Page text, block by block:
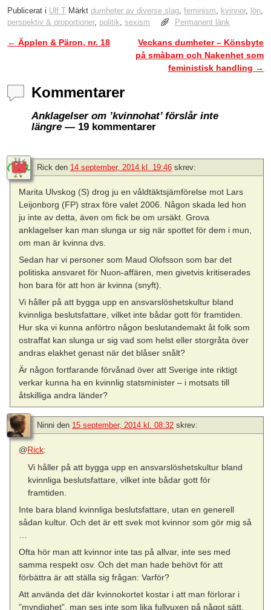
Publicerat i Ulf T Märkt dumheter av diverse slag feminism kvinnor, lön
perspektiv & proportioner, politik sexism Permanent länk
Inläggsnavigering
← Äpplen & Päron, nr. 18
Veckans dumheter – Könsbyte
på småbarn och Nakenhet som
feministisk handling →
Kommentarer
Anklagelser om ’kvinnohat’ förslår inte
längre — 19 kommentarer
Rick den 14 september, 2014 kl. 19:46 skrev:
Marita Ulvskog (S) drog ju en våldtäktsjämförelse mot Lars
Leijonborg (FP) strax före valet 2006. Någon skada led hon
ju inte av detta, även om fick be om ursäkt. Grova
anklagelser kan man slunga ur sig när spottet för dem i mun,
om man är kvinna dvs.
Sedan har vi personer som Maud Olofsson som bar det
politiska ansvaret för Nuon-affären, men givetvis kritiserades
hon bara för att hon är kvinna (snyft).
Vi håller på att bygga upp en ansvarslöshetskultur bland
kvinnliga beslutsfattare, vilket inte bådar gott för framtiden.
Hur ska vi kunna anförtro någon beslutandemakt åt folk som
ostraffat kan slunga ur sig vad som helst eller storgråta över
andras elakhet genast när det blåser snålt?
Är någon fortfarande förvånad över att Sverige inte riktigt
verkar kunna ha en kvinnlig statsminister – i motsats till
åtskilliga andra länder?
Ninni den 15 september, 2014 kl. 08:32 skrev:
@Rick:
Vi håller på att bygga upp en ansvarslöshetskultur bland
kvinnliga beslutsfattare, vilket inte bådar gott för
framtiden.
Inte bara bland kvinnliga beslutsfattare, utan en generell
sådan kultur. Och det är ett svek mot kvinnor som gör mig så
Ofta hör man att kvinnor inte tas på allvar, inte ses med
samma respekt osv. Och det man hade behövt för att
förbättra är att ställa sig frågan: Varför?
Att använda det där kvinnokortet kostar i att man förlorar i
”myndighet”, man ses inte som lika fullvuxen på något sätt.